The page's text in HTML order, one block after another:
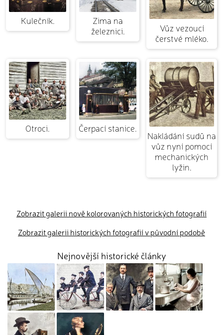
Kulečník.
Zima na
železnici.
Vůz vezoucí
čerstvé mléko.
Otroci. Čerpací stanice.
Nakládání sudů na
vůz nyní pomocí
mechanických
lyžin.
Zobrazit galerii nově kolorovaných historických fotografií
Zobrazit galerii historických fotografií v původní podobě
Nejnovější historické články